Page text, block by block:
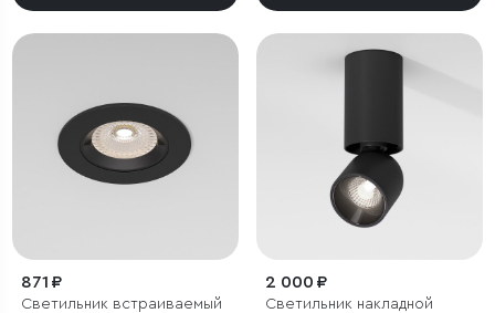
871 ₽
Светильник встраиваемый
2 000 ₽
Светильник накладной